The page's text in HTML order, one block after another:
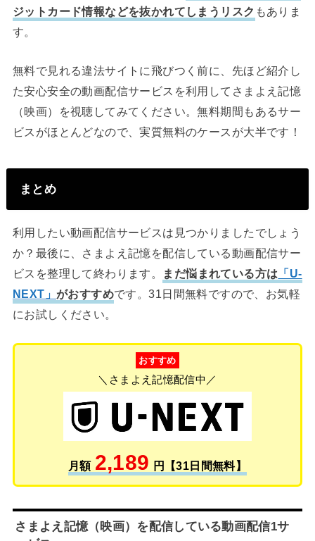
ジットカード情報などを抜かれてしまうリスク もありま
す。
無料で見れる違法サイトに飛びつく前に、先ほど紹介し
た安心安全の動画配信サービスを利用してさまよえ記憶
（映画）を視聴してみてください。無料期間もあるサー
ビスがほとんどなので、実質無料のケースが大半です！
まとめ
利用したい動画配信サービスは見つかりましたでしょう
か？最後に、さまよえ記憶を配信している動画配信サー
ビスを整理して終わります。
まだ悩まれている方は 「U-
NEXT」 がおすすめです。31日間無料ですので、お気軽
にお試しください。
おすすめ
＼さまよえ記憶配信中／
月額 2,189 円【31日間無料】
さまよえ記憶（映画）を配信している動画配信1サ